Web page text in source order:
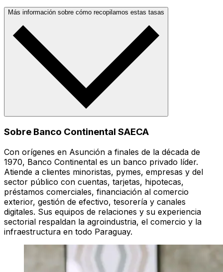
Más información sobre cómo recopilamos estas tasas
Sobre Banco Continental SAECA
Con orígenes en Asunción a finales de la década de
1970, Banco Continental es un banco privado líder.
Atiende a clientes minoristas, pymes, empresas y del
sector público con cuentas, tarjetas, hipotecas,
préstamos comerciales, financiación al comercio
exterior, gestión de efectivo, tesorería y canales
digitales. Sus equipos de relaciones y su experiencia
sectorial respaldan la agroindustria, el comercio y la
infraestructura en todo Paraguay.